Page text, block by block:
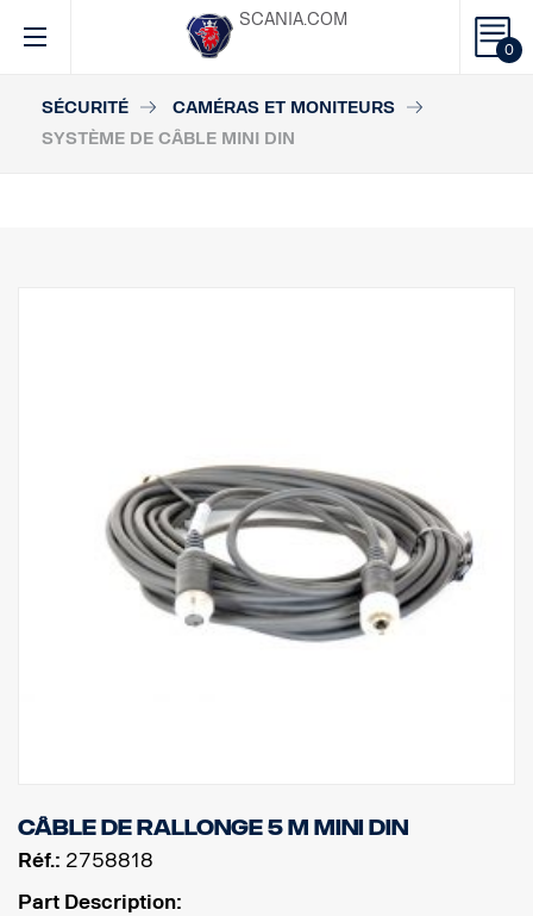
0
SCANIA.COM
SÉCURITÉ
CAMÉRAS ET MONITEURS
SYSTÈME DE CÂBLE MINI DIN
Câble de rallonge 5 m MINI DIN
Réf.: 2758818
Part Description: